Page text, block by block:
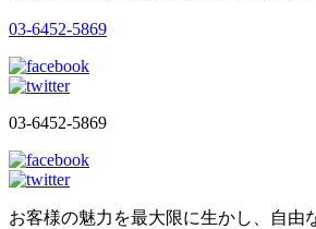
03-6452-5869
03-6452-5869
お客様の魅力を最大限に生かし、自由